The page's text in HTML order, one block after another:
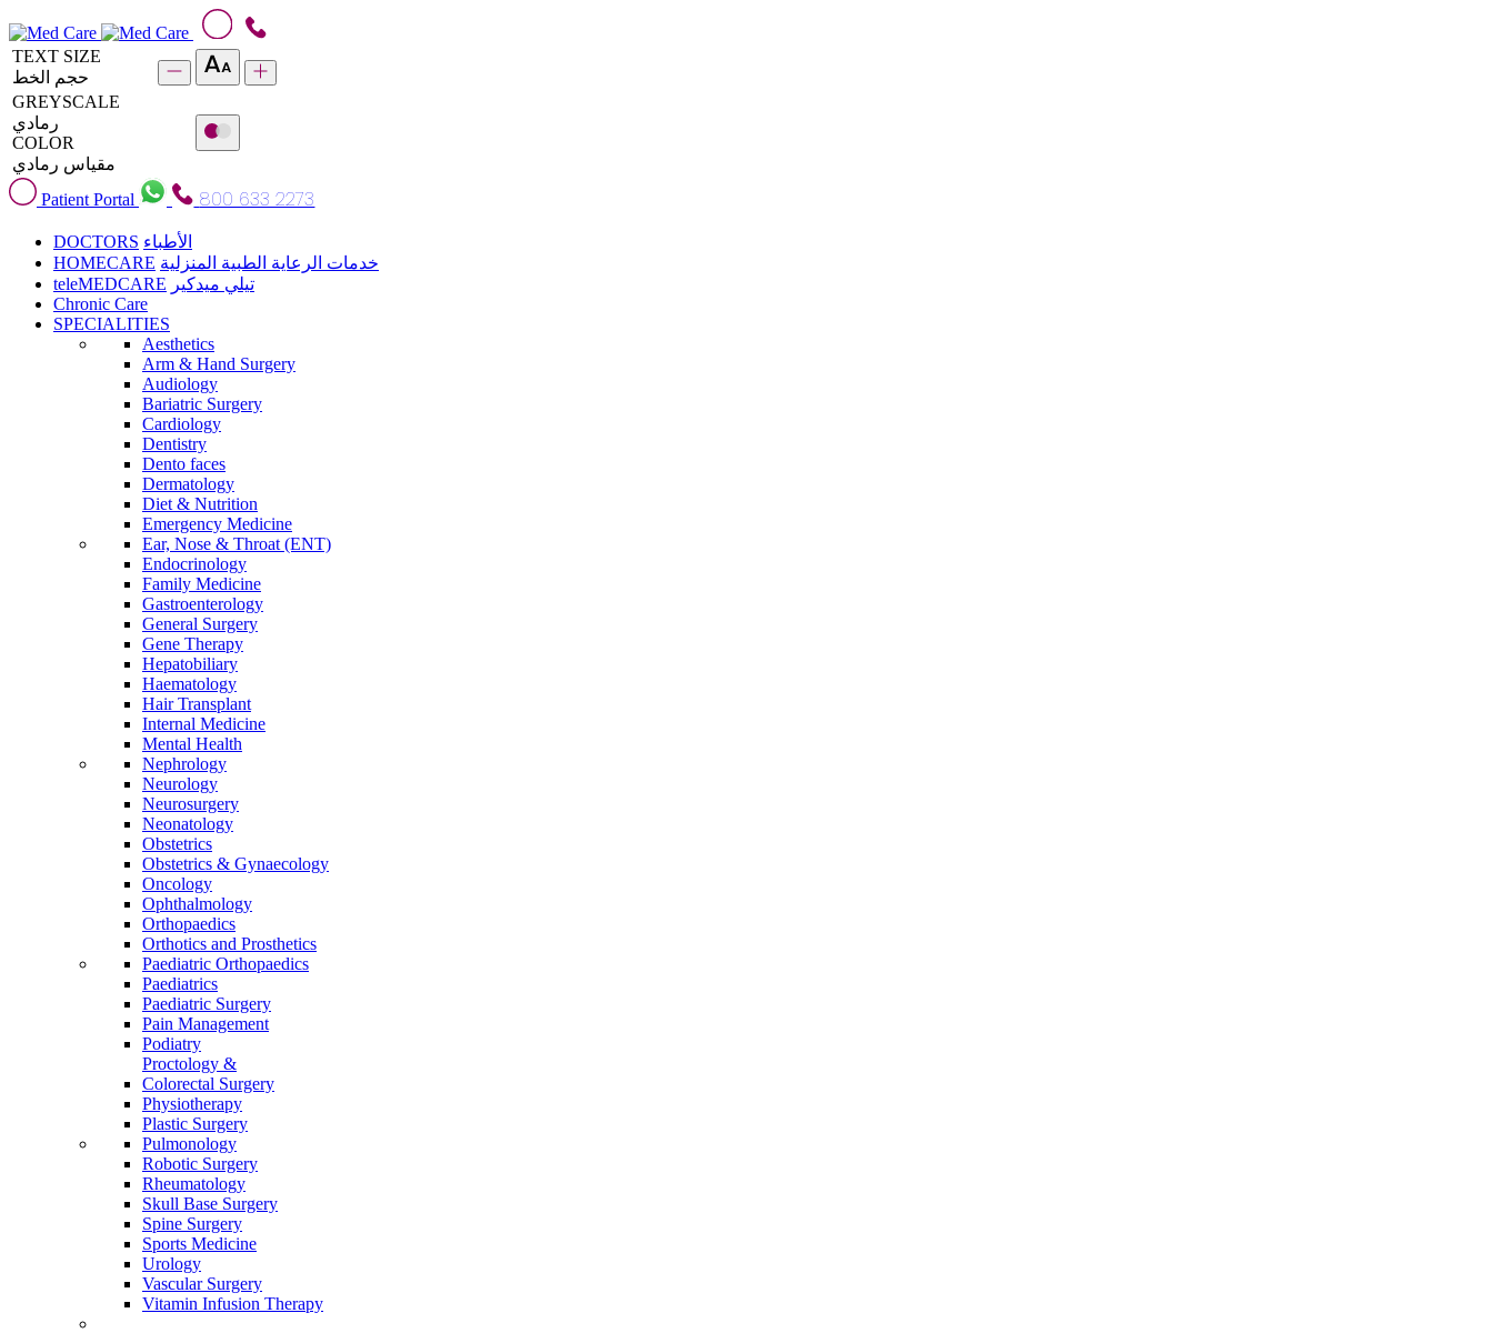
TEXT SIZE
حجم الخط
GREYSCALE
رمادي
COLOR
مقياس رمادي
Patient Portal
800 633 2273
DOCTORS الأطباء
HOMECARE خدمات الرعاية الطبية المنزلية
teleMEDCARE تيلي ميدكير
Chronic Care
SPECIALITIES
Aesthetics
Arm & Hand Surgery
Audiology
Bariatric Surgery
Cardiology
Dentistry
Dento faces
Dermatology
Diet & Nutrition
Emergency Medicine
Ear, Nose & Throat (ENT)
Endocrinology
Family Medicine
Gastroenterology
General Surgery
Gene Therapy
Hepatobiliary
Haematology
Hair Transplant
Internal Medicine
Mental Health
Nephrology
Neurology
Neurosurgery
Neonatology
Obstetrics
Obstetrics & Gynaecology
Oncology
Ophthalmology
Orthopaedics
Orthotics and Prosthetics
Paediatric Orthopaedics
Paediatrics
Paediatric Surgery
Pain Management
Podiatry
Proctology &
Colorectal Surgery
Physiotherapy
Plastic Surgery
Pulmonology
Robotic Surgery
Rheumatology
Skull Base Surgery
Spine Surgery
Sports Medicine
Urology
Vascular Surgery
Vitamin Infusion Therapy